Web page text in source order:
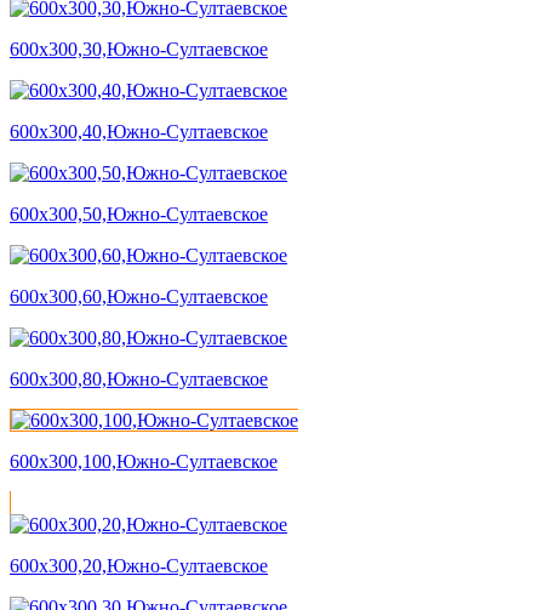
600х300,30,Южно-Султаевское
600х300,40,Южно-Султаевское
600х300,50,Южно-Султаевское
600х300,60,Южно-Султаевское
600х300,80,Южно-Султаевское
600х300,100,Южно-Султаевское
600х300,20,Южно-Султаевское